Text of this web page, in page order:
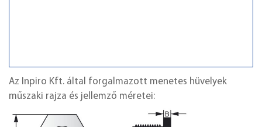
Az Inpiro Kft. által forgalmazott menetes hüvelyek
műszaki rajza és jellemző méretei: